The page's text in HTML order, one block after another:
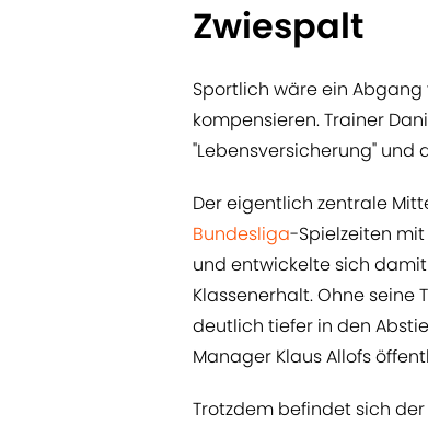
Zwiespalt
Sportlich wäre ein Abgang
kompensieren. Trainer
"Lebensversicherung" und
Der eigentlich zentrale
Bundesliga-Spielzeiten
und entwickelte sich
Klassenerhalt. Ohne seine
deutlich tiefer in den
Manager Klaus Allofs
Trotzdem befindet sich